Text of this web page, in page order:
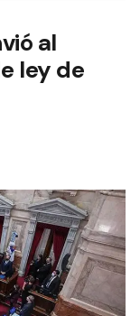
al
ley de